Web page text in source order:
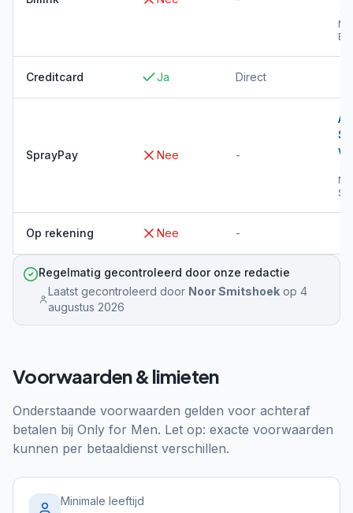
→
Creditcard Ja Direct
SprayPay Nee -
→
Op rekening Nee -
Regelmatig gecontroleerd door onze redactie
Laatst gecontroleerd door Noor Smitshoekop 4
augustus 2026
Voorwaarden & limieten
Onderstaande voorwaarden gelden voor achteraf
betalen bij Only for Men. Let op: exacte voorwaarden
kunnen per betaaldienst verschillen.
Minimale leeftijd